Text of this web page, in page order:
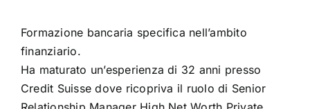
Formazione bancaria specifica nell’ambito
finanziario.
Ha maturato un’esperienza di 32 anni presso
Credit Suisse dove ricopriva il ruolo di Senior